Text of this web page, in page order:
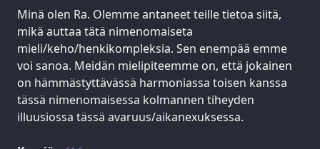
Minä olen Ra. Olemme antaneet teille tietoa siitä,
mikä auttaa tätä nimenomaiseta
mieli/keho/henkikompleksia. Sen enempää emme
voi sanoa. Meidän mielipiteemme on, että jokainen
on hämmästyttävässä harmoniassa toisen kanssa
tässä nimenomaisessa kolmannen tiheyden
illuusiossa tässä avaruus/aikanexuksessa.